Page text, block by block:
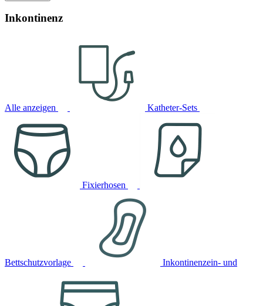
Inkontinenz
Alle anzeigen Katheter-Sets
Fixierhosen
Bettschutzvorlage Inkontinenzein- und